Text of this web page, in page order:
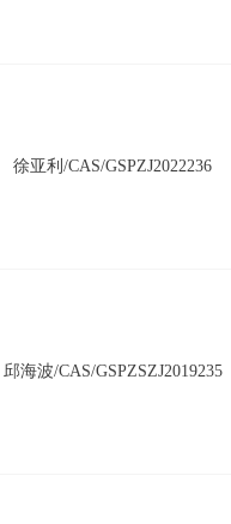
徐亚利/CAS/GSPZJ2022236
邱海波/CAS/GSPZSZJ2019235